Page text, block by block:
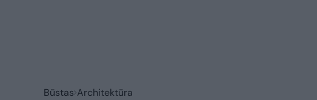
Būstas Architektūra